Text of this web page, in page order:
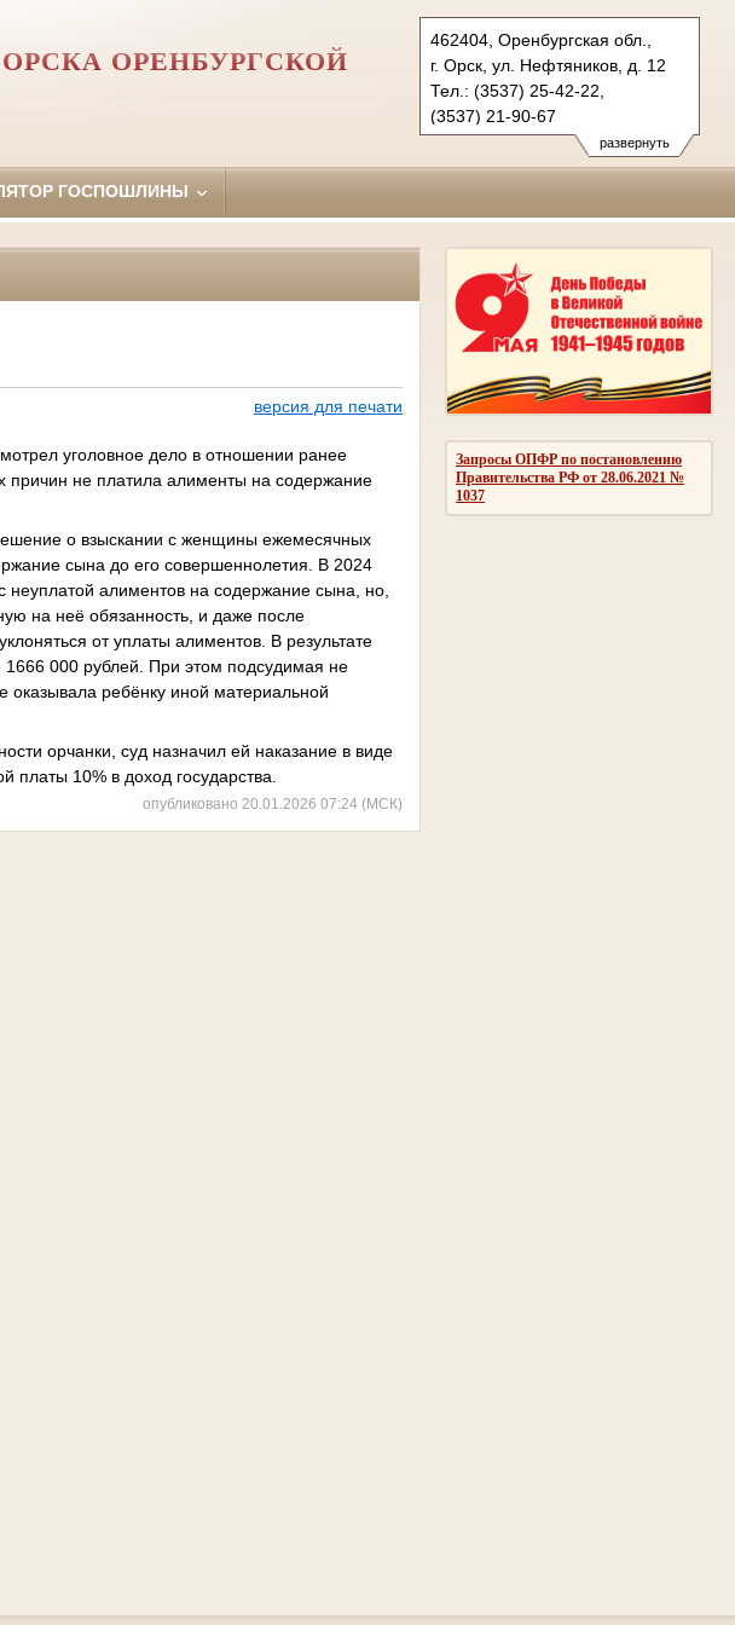
развернуть
462404, Оренбургская обл.,
г. Орск, ул. Нефтяников, д. 12
Тел.: (3537) 25-42-22,
(3537) 21-90-67
oktyabrskyorsk.orb@sudrf.ru
ОРЕНБУРГСКОЙ
ГОСПОШЛИНЫ
Запросы ОПФР по постановлению
Правительства РФ от 28.06.2021 №
1037
версия для печати
уголовное дело в отношении ранее
причин не платила алименты на содержание
о взыскании с женщины ежемесячных
сына до его совершеннолетия. В 2024
неуплатой алиментов на содержание сына, но,
на неё обязанность, и даже после
от уплаты алиментов. В результате
1666 000 рублей. При этом подсудимая не
оказывала ребёнку иной материальной
орчанки, суд назначил ей наказание в виде
платы 10% в доход государства.
опубликовано 20.01.2026 07:24 (МСК)